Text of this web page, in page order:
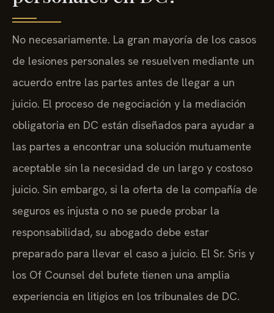
No necesariamente. La gran mayoría de los casos
de lesiones personales se resuelven mediante un
acuerdo entre las partes antes de llegar a un
juicio. El proceso de negociación y la mediación
obligatoria en DC están diseñados para ayudar a
las partes a encontrar una solución mutuamente
aceptable sin la necesidad de un largo y costoso
juicio. Sin embargo, si la oferta de la compañía de
seguros es injusta o no se puede probar la
responsabilidad, su abogado debe estar
preparado para llevar el caso a juicio. El Sr. Sris y
los Of Counsel del bufete tienen una amplia
experiencia en litigios en los tribunales de DC.